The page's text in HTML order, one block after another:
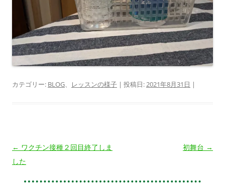
カテゴリー: BLOG、 レッスンの様子 | 投稿日:2021年8月31日 |
投
稿
← ワクチン接種２回目終了しま
した
初舞台 →